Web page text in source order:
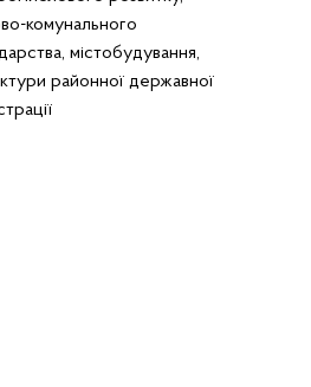
комунального
містобудування,
районної державної